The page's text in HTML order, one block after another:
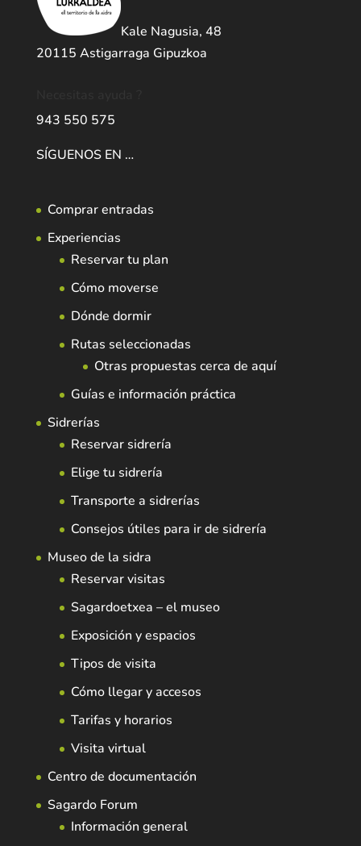
Kale Nagusia, 48
20115 Astigarraga Gipuzkoa
943 550 575
SÍGUENOS EN …
Comprar entradas
Experiencias
Reservar tu plan
Cómo moverse
Dónde dormir
Rutas seleccionadas
Otras propuestas cerca de aquí
Guías e información práctica
Sidrerías
Reservar sidrería
Elige tu sidrería
Transporte a sidrerías
Consejos útiles para ir de sidrería
Museo de la sidra
Reservar visitas
Sagardoetxea – el museo
Exposición y espacios
Tipos de visita
Cómo llegar y accesos
Tarifas y horarios
Visita virtual
Centro de documentación
Sagardo Forum
Información general